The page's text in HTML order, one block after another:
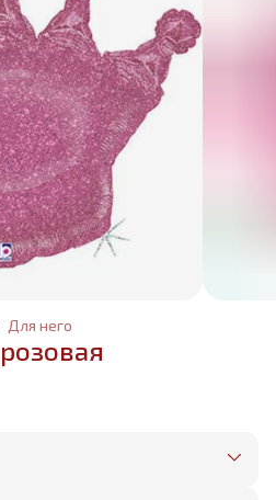
Для него
шары